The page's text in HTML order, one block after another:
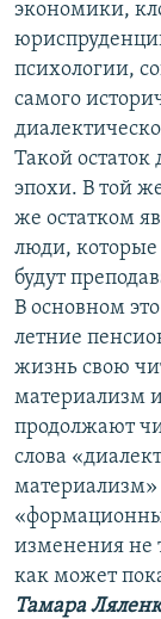
экономики,
психологии,
самого
Такой остаток
эпохи. В той
же остатком
люди, которые
будут
В основном
летние
жизнь свою
материализм
продолжают
слова
материализм»
изменения не
как может
Тамара